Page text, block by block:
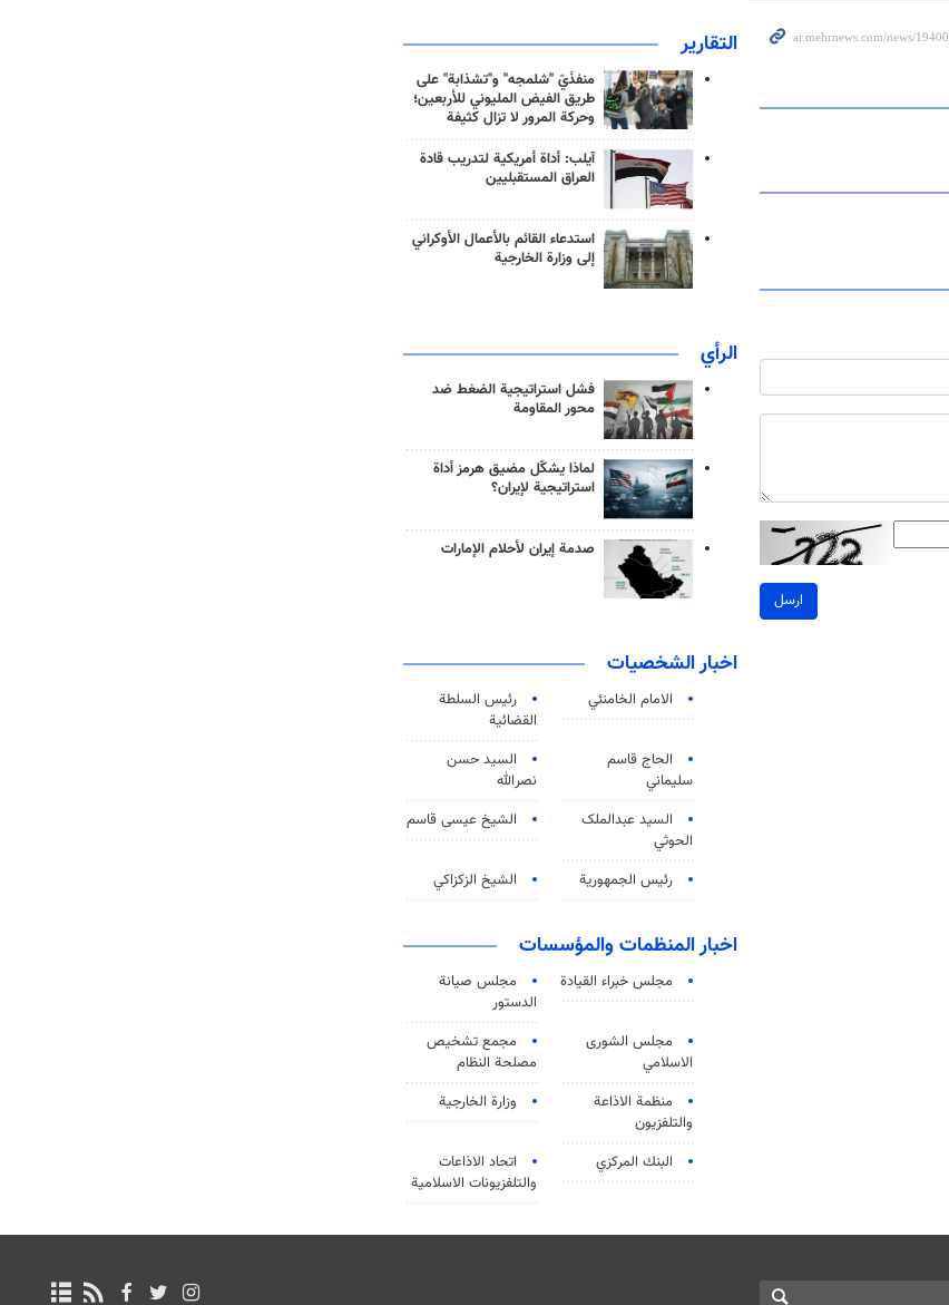
ارسل
التقارير
منفذَيّ "شلمجه" و"تشذابة" على
طريق الفيض المليوني للأربعين؛
وحركة المرور لا تزال كثيفة
آيلب: أداة أمريكية لتدريب قادة
العراق المستقبليين
استدعاء القائم بالأعمال الأوكراني
إلى وزارة الخارجية
الرأي
فشل استراتيجية الضغط ضد
محور المقاومة
لماذا يشكّل مضيق هرمز أداة
استراتيجية لإيران؟
صدمة إيران لأحلام الإمارات
اخبار الشخصيات
الامام الخامنئي
رئیس السلطة
القضائیة
الحاج قاسم
سليماني
السيد حسن
نصرالله
السید عبدالملک
الحوثي
الشيخ عيسى قاسم
رئيس الجمهورية الشيخ الزكزاكي
اخبار المنظمات والمؤسسات
مجلس خبراء القيادة
مجلس صيانة
الدستور
مجلس الشورى
الاسلامي
مجمع تشخيص
مصلحة النظام
منظمة الاذاعة
والتلفزیون
وزارة الخارجية
البنك المركزي
اتحاد الاذاعات
والتلفزيونات الاسلامية